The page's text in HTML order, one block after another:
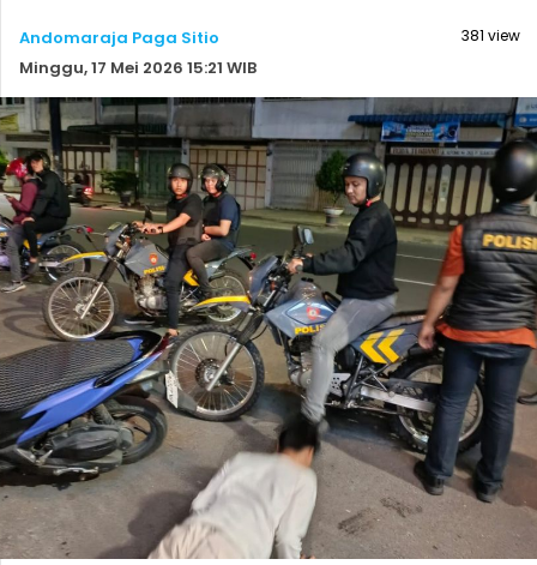
Andomaraja Paga Sitio
Minggu, 17 Mei 2026 15:21 WIB
381 view